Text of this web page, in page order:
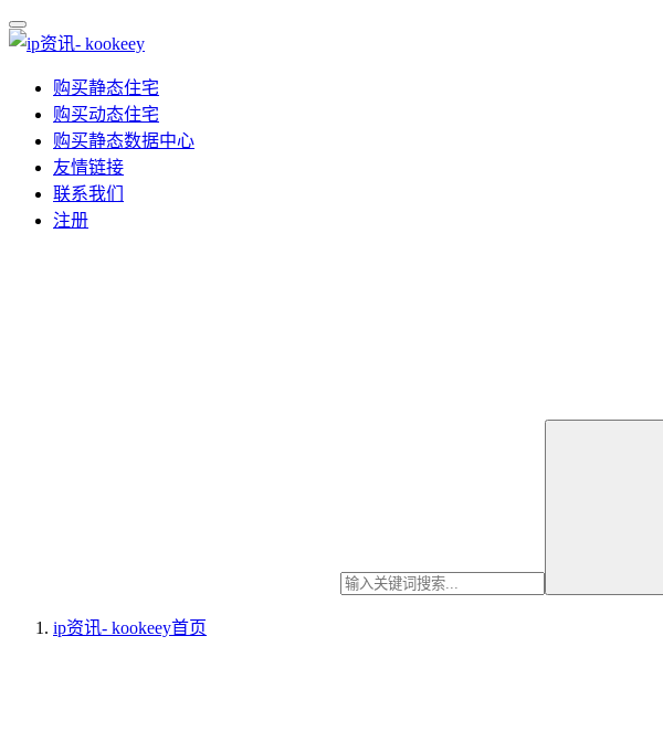
购买静态住宅
购买动态住宅
购买静态数据中心
友情链接
联系我们
注册
ip资讯- kookeey首页